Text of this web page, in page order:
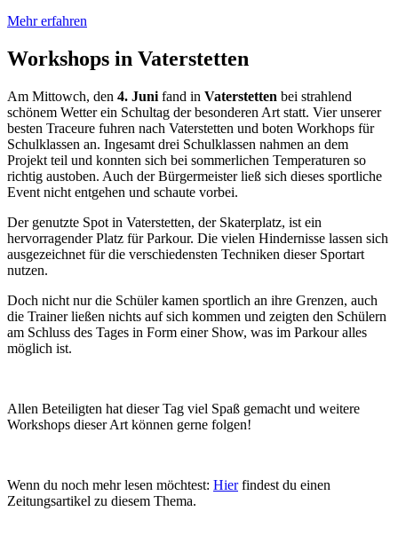
Mehr erfahren
Workshops in Vaterstetten
Am Mittowch, den 4. Juni fand in Vaterstetten bei strahlend
schönem Wetter ein Schultag der besonderen Art statt. Vier unserer
besten Traceure fuhren nach Vaterstetten und boten Workhops für
Schulklassen an. Ingesamt drei Schulklassen nahmen an dem
Projekt teil und konnten sich bei sommerlichen Temperaturen so
richtig austoben. Auch der Bürgermeister ließ sich dieses sportliche
Event nicht entgehen und schaute vorbei.
Der genutzte Spot in Vaterstetten, der Skaterplatz, ist ein
hervorragender Platz für Parkour. Die vielen Hindernisse lassen sich
ausgezeichnet für die verschiedensten Techniken dieser Sportart
nutzen.
Doch nicht nur die Schüler kamen sportlich an ihre Grenzen, auch
die Trainer ließen nichts auf sich kommen und zeigten den Schülern
am Schluss des Tages in Form einer Show, was im Parkour alles
möglich ist.
Allen Beteiligten hat dieser Tag viel Spaß gemacht und weitere
Workshops dieser Art können gerne folgen!
Wenn du noch mehr lesen möchtest: Hierfindest du einen
Zeitungsartikel zu diesem Thema.